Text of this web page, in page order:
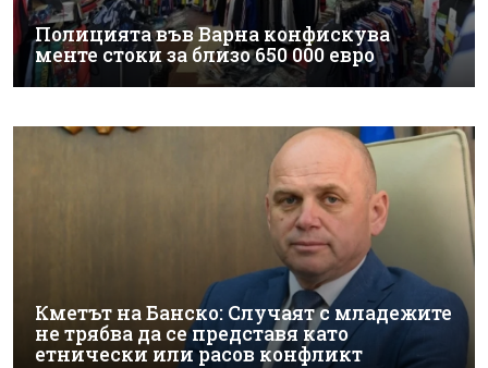
Полицията във Варна конфискува
менте стоки за близо 650 000 евро
Кметът на Банско: Случаят с младежите
не трябва да се представя като
етнически или расов конфликт